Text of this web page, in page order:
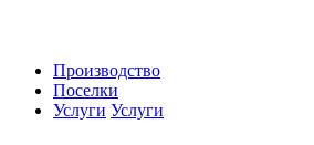
Производство
Поселки
Услуги Услуги